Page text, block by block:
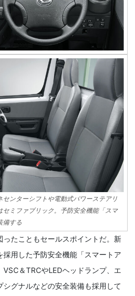
ンターシフトや電動式パワーステアリ
セミファブリック。予防安全機能「スマ
備する
たこともセールスポイントだ。新
用した予防安全機能「スマートア
＆TRCやLEDヘッドランプ、エ
グナルなどの安全装備も採用して